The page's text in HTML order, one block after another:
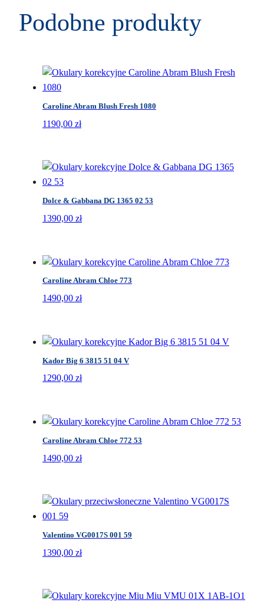
Podobne produkty
Caroline Abram Blush Fresh 1080
1190,00 zł
Dolce & Gabbana DG 1365 02 53
1390,00 zł
Caroline Abram Chloe 773
1490,00 zł
Kador Big 6 3815 51 04 V
1290,00 zł
Caroline Abram Chloe 772 53
1490,00 zł
Valentino VG0017S 001 59
1390,00 zł